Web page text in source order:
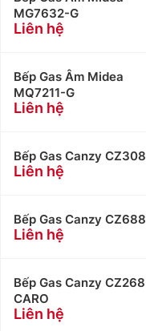
MG7632-G
Liên hệ
Bếp Gas Âm Midea
MQ7211-G
Liên hệ
Bếp Gas Canzy CZ308
Liên hệ
Bếp Gas Canzy CZ688
Liên hệ
Bếp Gas Canzy CZ268
CARO
Liên hệ